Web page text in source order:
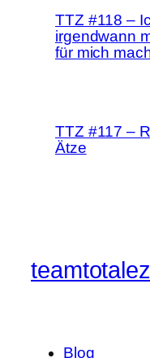
TTZ #118 –
irgendwann
für mich
TTZ #117 –
Ätze
Blog